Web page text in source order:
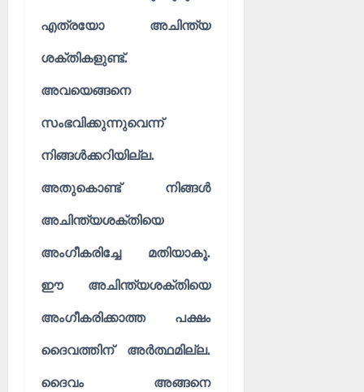
എത്രയോ അചിന്ത്യ
ശക്തികളുണ്ട്.
അവയെങ്ങനെ
സംഭവിക്കുന്നുവെന്ന്
നിങ്ങൾക്കറിയില്ല.
അതുകൊണ്ട് നിങ്ങൾ
അചിന്ത്യശക്തിയെ
അംഗീകരിച്ചേ മതിയാകൂ.
ഈ അചിന്ത്യശക്തിയെ
അംഗീകരിക്കാത്ത പക്ഷം
ദൈവത്തിന് അർത്ഥമില്ല.
ദൈവം അങ്ങനെ